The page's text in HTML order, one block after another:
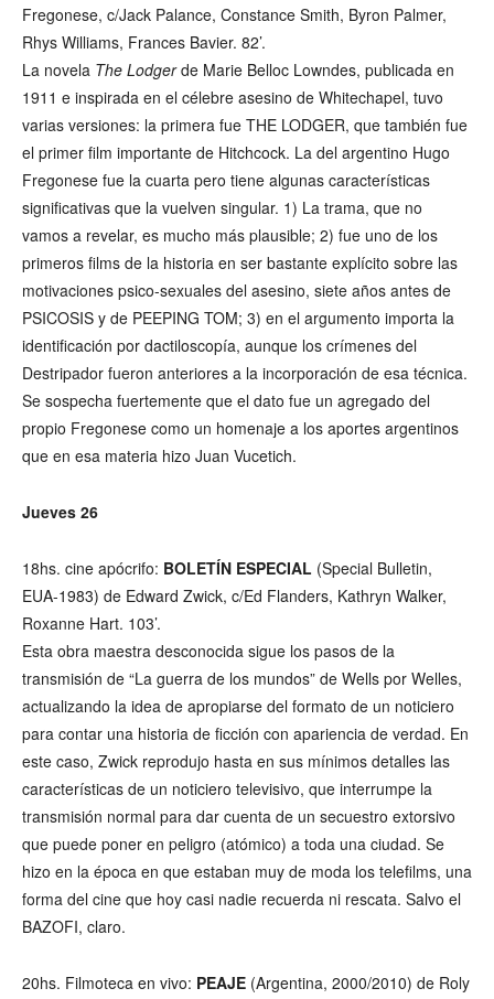
Fregonese, c/Jack Palance, Constance Smith, Byron Palmer,
Rhys Williams, Frances Bavier. 82’.
La novela The Lodgerde Marie Belloc Lowndes, publicada en
1911 e inspirada en el célebre asesino de Whitechapel, tuvo
varias versiones: la primera fue THE LODGER, que también fue
el primer film importante de Hitchcock. La del argentino Hugo
Fregonese fue la cuarta pero tiene algunas características
significativas que la vuelven singular. 1) La trama, que no
vamos a revelar, es mucho más plausible; 2) fue uno de los
primeros films de la historia en ser bastante explícito sobre las
motivaciones psico-sexuales del asesino, siete años antes de
PSICOSIS y de PEEPING TOM; 3) en el argumento importa la
identificación por dactiloscopía, aunque los crímenes del
Destripador fueron anteriores a la incorporación de esa técnica.
Se sospecha fuertemente que el dato fue un agregado del
propio Fregonese como un homenaje a los aportes argentinos
que en esa materia hizo Juan Vucetich.
Jueves 26
18hs. cine apócrifo: BOLETÍN ESPECIAL (Special Bulletin,
EUA-1983) de Edward Zwick, c/Ed Flanders, Kathryn Walker,
Roxanne Hart. 103’.
Esta obra maestra desconocida sigue los pasos de la
transmisión de “La guerra de los mundos” de Wells por Welles,
actualizando la idea de apropiarse del formato de un noticiero
para contar una historia de ficción con apariencia de verdad. En
este caso, Zwick reprodujo hasta en sus mínimos detalles las
características de un noticiero televisivo, que interrumpe la
transmisión normal para dar cuenta de un secuestro extorsivo
que puede poner en peligro (atómico) a toda una ciudad. Se
hizo en la época en que estaban muy de moda los telefilms, una
forma del cine que hoy casi nadie recuerda ni rescata. Salvo el
BAZOFI, claro.
20hs. Filmoteca en vivo: PEAJE (Argentina, 2000/2010) de Roly